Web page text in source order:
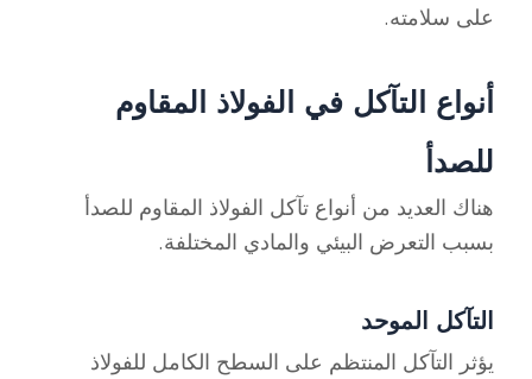
على سلامته.
أنواع التآكل في الفولاذ المقاوم
للصدأ
هناك العديد من أنواع تآكل الفولاذ المقاوم للصدأ
بسبب التعرض البيئي والمادي المختلفة.
التآكل الموحد
يؤثر التآكل المنتظم على السطح الكامل للفولاذ